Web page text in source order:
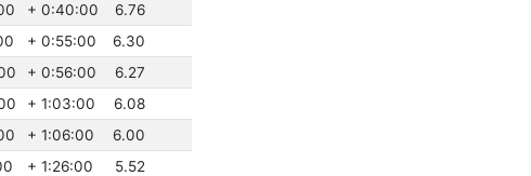
+ 0:40:00
6.76
+ 0:55:00
6.30
+ 0:56:00
6.27
+ 1:03:00
6.08
+ 1:06:00
6.00
+ 1:26:00
5.52